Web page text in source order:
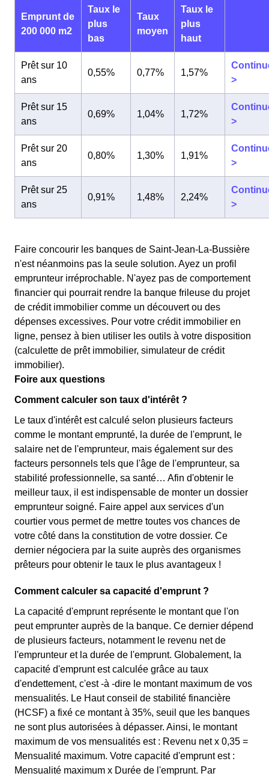
Emprunt de
200 000 m2
Taux le
plus
bas
Taux
moyen
Taux le
plus
haut
Prêt sur 10
ans
0,55% 0,77% 1,57%
>
Prêt sur 15
ans
0,69% 1,04% 1,72%
>
Prêt sur 20
ans
0,80% 1,30% 1,91%
>
Prêt sur 25
ans
0,91% 1,48% 2,24%
>
Faire concourir les banques de Saint-Jean-La-Bussière
n'est néanmoins pas la seule solution. Ayez un profil
emprunteur irréprochable. N'ayez pas de comportement
financier qui pourrait rendre la banque frileuse du projet
de crédit immobilier comme un découvert ou des
dépenses excessives. Pour votre crédit immobilier en
ligne, pensez à bien utiliser les outils à votre disposition
(calculette de prêt immobilier, simulateur de crédit
immobilier).
Foire aux questions
Comment calculer son taux d'intérêt ?
Le taux d'intérêt est calculé selon plusieurs facteurs
comme le montant emprunté, la durée de l'emprunt, le
salaire net de l'emprunteur, mais également sur des
facteurs personnels tels que l'âge de l'emprunteur, sa
stabilité professionnelle, sa santé… Afin d'obtenir le
meilleur taux, il est indispensable de monter un dossier
emprunteur soigné. Faire appel aux services d'un
courtier vous permet de mettre toutes vos chances de
votre côté dans la constitution de votre dossier. Ce
dernier négociera par la suite auprès des organismes
prêteurs pour obtenir le taux le plus avantageux !
Comment calculer sa capacité d'emprunt ?
La capacité d'emprunt représente le montant que l'on
peut emprunter auprès de la banque. Ce dernier dépend
de plusieurs facteurs, notamment le revenu net de
l'emprunteur et la durée de l'emprunt. Globalement, la
capacité d'emprunt est calculée grâce au taux
d'endettement, c'est -à -dire le montant maximum de vos
mensualités. Le Haut conseil de stabilité financière
(HCSF) a fixé ce montant à 35%, seuil que les banques
ne sont plus autorisées à dépasser. Ainsi, le montant
maximum de vos mensualités est : Revenu net x 0,35 =
Mensualité maximum. Votre capacité d'emprunt est :
Mensualité maximum x Durée de l'emprunt. Par